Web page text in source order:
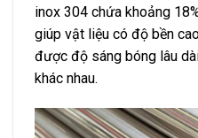
inox 304 chứa khoảng
giúp vật liệu có độ bền
được độ sáng bóng lâu
khác nhau.